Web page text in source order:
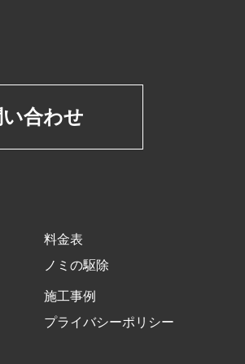
合わせ
料金表
ノミの駆除
施工事例
プライバシーポリシー